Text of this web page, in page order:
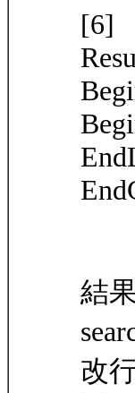
[6]
結
改